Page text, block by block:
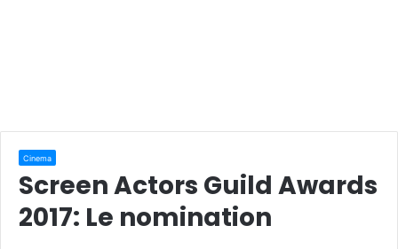
Cinema
Screen Actors Guild Awards
2017: Le nomination